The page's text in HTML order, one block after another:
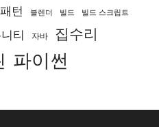
턴 블렌더 빌드 빌드 스크립트
티 자바 집수리
파이썬